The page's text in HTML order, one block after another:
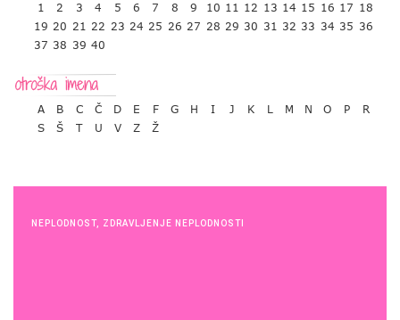
1 2 3 4 5 6 7 8 9 10 11 12 13 14 15 16 17 18
19 20 21 22 23 24 25 26 27 28 29 30 31 32 33 34 35 36
37 38 39 40
A B C Č D E F G H I J K L M N O P
R
S
Š T U V Z Ž
NEPLODNOST, ZDRAVLJENJE NEPLODNOSTI